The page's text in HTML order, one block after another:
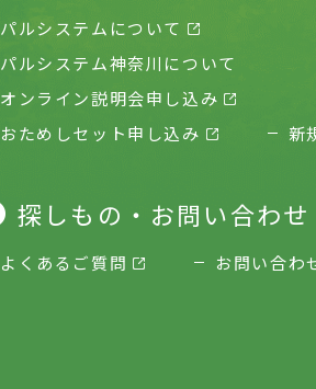
パルシステムについて
パルシステム神奈川について
オンライン説明会申し込み
おためしセット申し込み
新
探しもの・お問い合わせ
よくあるご質問 お問い合わ